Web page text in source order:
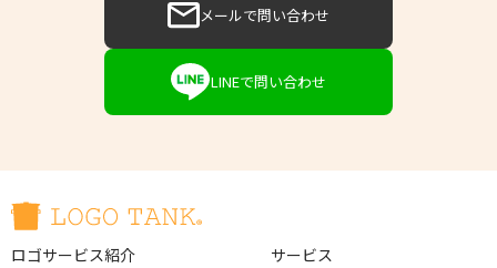
メールで問い合わせ
LINEで問い合わせ
ロゴサービス紹介
サービス